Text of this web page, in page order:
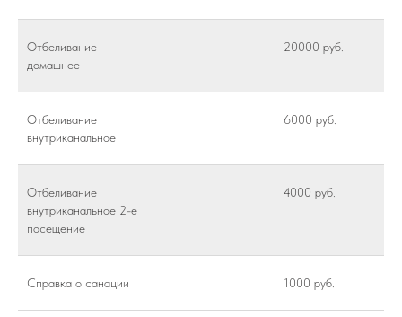
Отбеливание
домашнее
20000 руб.
Отбеливание
внутриканальное
6000 руб.
Отбеливание
внутриканальное 2-е
посещение
4000 руб.
Справка о санации 1000 руб.